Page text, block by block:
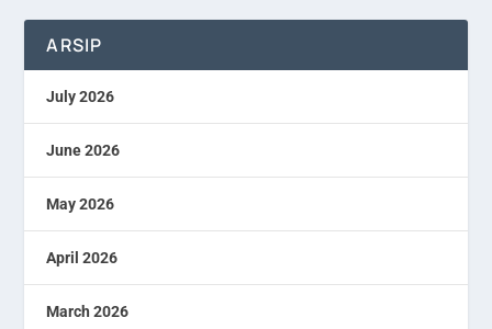
ARSIP
July 2026
June 2026
May 2026
April 2026
March 2026